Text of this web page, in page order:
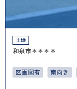
土地
和泉市＊＊＊＊
区画図有 南向き